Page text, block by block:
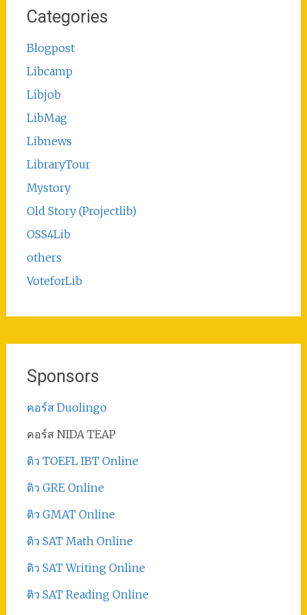
Categories
Blogpost
Libcamp
Libjob
LibMag
Libnews
LibraryTour
Mystory
Old Story (Projectlib)
OSS4Lib
others
VoteforLib
Sponsors
คอร์ส Duolingo
คอร์ส NIDA TEAP
ติว TOEFL IBT Online
ติว GRE Online
ติว GMAT Online
ติว SAT Math Online
ติว SAT Writing Online
ติว SAT Reading Online